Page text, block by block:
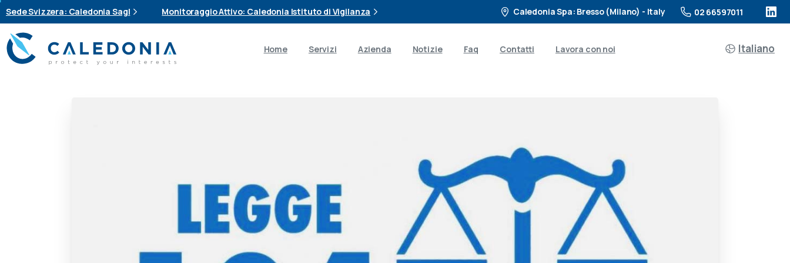
Sede Svizzera: Caledonia Sagl Monitoraggio Attivo: Caledonia Istituto di Vigilanza Caledonia Spa: Bresso (Milano) - Italy 02 66597011
Home Servizi Azienda Notizie Faq Contatti Lavora con noi Italiano